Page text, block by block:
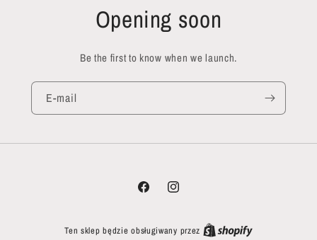
Opening soon
Be the first to know when we launch.
E-mail
FacebookInstagram
Ten sklep będzie obsługiwany przez